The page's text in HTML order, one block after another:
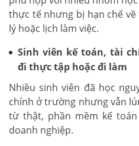
thực tế nhưng bị hạn chế
lý hoặc lịch làm việc.
Sinh viên kế toán, tài
đi thực tập hoặc đi làm
Nhiều sinh viên đã học
chính ở trường nhưng vẫn
từ thật, phần mềm kế
doanh nghiệp.